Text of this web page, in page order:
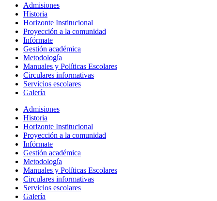
Admisiones
Historia
Horizonte Institucional
Proyección a la comunidad
Infórmate
Gestión académica
Metodología
Manuales y Políticas Escolares
Circulares informativas
Servicios escolares
Galería
Admisiones
Historia
Horizonte Institucional
Proyección a la comunidad
Infórmate
Gestión académica
Metodología
Manuales y Políticas Escolares
Circulares informativas
Servicios escolares
Galería